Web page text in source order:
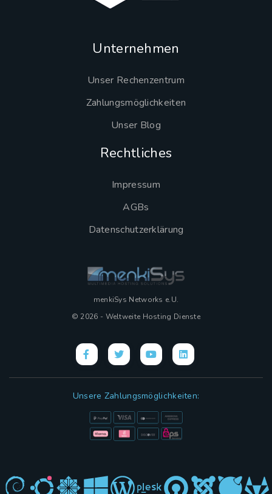
Unternehmen
Unser Rechenzentrum
Zahlungsmöglichkeiten
Unser Blog
Rechtliches
Impressum
AGBs
Datenschutzerklärung
menkiSys Networks e.U.
© 2026 - Weltweite Hosting Dienste
Unsere Zahlungsmöglichkeiten: